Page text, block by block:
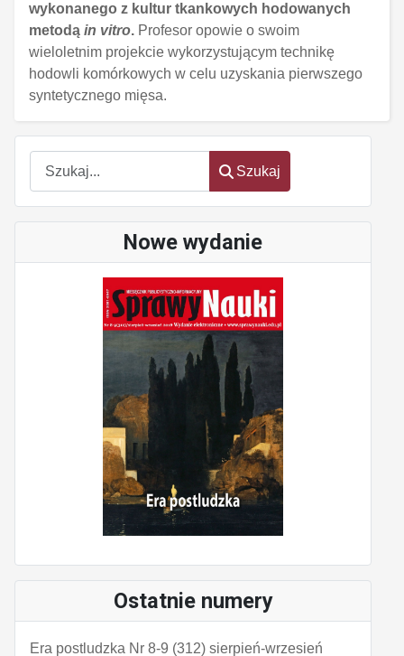
Szukaj
Szukaj
Nowe wydanie
Ostatnie numery
Era postludzka Nr 8-9 (312) sierpień-wrzesień
wykonanego z kultur tkankowych hodowanych
metodą in vitro. Profesor opowie o swoim
wieloletnim projekcie wykorzystującym technikę
hodowli komórkowych w celu uzyskania pierwszego
syntetycznego mięsa.